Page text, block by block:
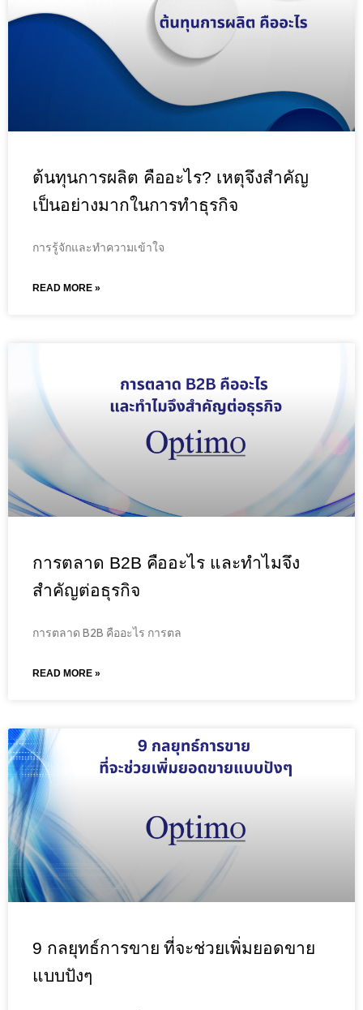
ต้นทุนการผลิต คืออะไร? เหตุจึงสำคัญ
เป็นอย่างมากในการทำธุรกิจ
การรู้จักและทำความเข้าใจ
READ MORE »
การตลาด B2B คืออะไร และทำไมจึง
สำคัญต่อธุรกิจ
การตลาด B2B คืออะไร การตล
READ MORE »
9 กลยุทธ์การขาย ที่จะช่วยเพิ่มยอดขาย
แบบปังๆ